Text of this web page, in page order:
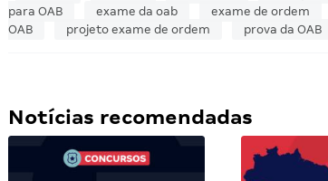
para OAB
exame da oab exame de ordem
OAB
projeto exame de ordem prova da OAB
Notícias recomendadas